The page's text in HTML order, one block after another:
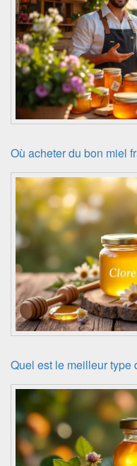
Où acheter du bon miel
Quel est le meilleur type